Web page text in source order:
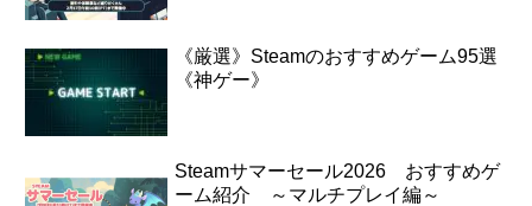
《厳選》Steamのおすすめゲーム95選
《神ゲー》
Steamサマーセール2026 おすすめゲ
ーム紹介 ～マルチプレイ編～